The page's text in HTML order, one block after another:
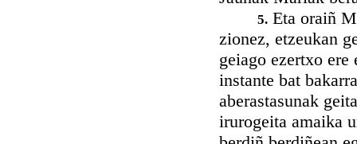
5. Eta oraiñ
zionez, etzeukan
geiago ezertxo
instante bat
aberastasunak
irurogeita amaika